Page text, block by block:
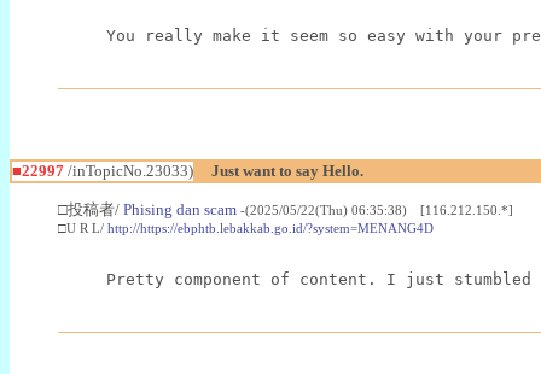
You really make it seem so easy with your
■22997 /inTopicNo.23033) Just want to say Hello.
□投稿者/ Phising dan scam -(2025/05/22(Thu) 06:35:38) [116.212.150.*]
□U R L/ http://https://ebphtb.lebakkab.go.id/?system=MENANG4D
Pretty component of content. I just